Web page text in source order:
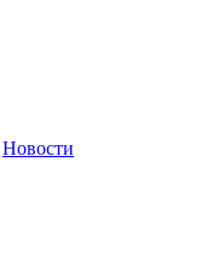
Новости